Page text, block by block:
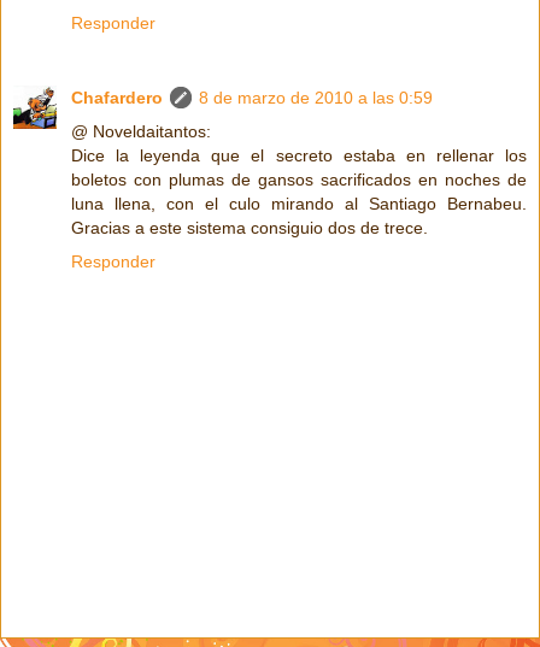
Responder
Chafardero
8 de marzo de 2010 a las 0:59
@ Noveldaitantos:
Dice la leyenda que el secreto estaba en rellenar los
boletos con plumas de gansos sacrificados en noches de
luna llena, con el culo mirando al Santiago Bernabeu.
Gracias a este sistema consiguio dos de trece.
Responder